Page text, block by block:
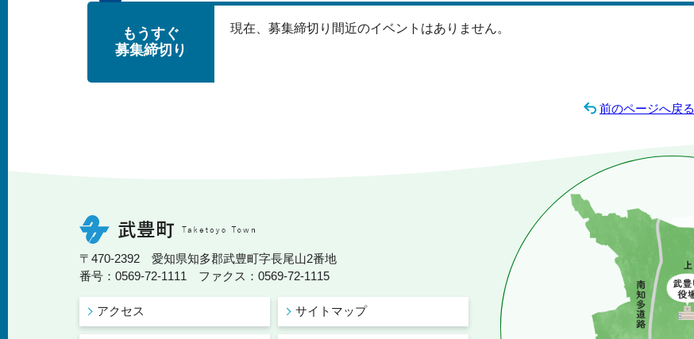
もうすぐ
募集締切り
現在、募集締切り間近のイベントはありません。
前のページへ戻る
〒470-2392 愛知県知多郡武豊町字長尾山2番地
番号：0569-72-1111 ファクス：0569-72-1115
アクセス サイトマップ